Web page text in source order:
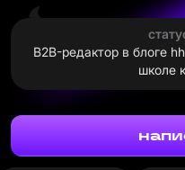
B2B-редактор в блоге
школе